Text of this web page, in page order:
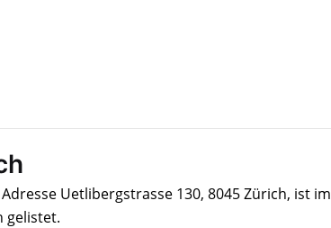
Uetlibergstrasse 130, 8045 Zürich, ist im
gelistet.